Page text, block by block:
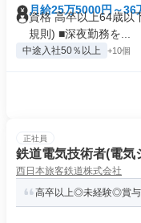
月給25万5000円～36
資格 高卒以上64歳以
規則) ■深夜勤務を...
中途入社50％以上 +10個
正社員
鉄道電気技術者(電気
西日本旅客鉄道株式会社
高卒以上◎未経験◎賞与